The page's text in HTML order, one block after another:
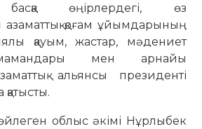
басқа өңірлердегі, өз
қоғам ұйымдарының
қауым, жастар, мәдениет
мен арнайы
альянсы президенті
облыс әкімі Нұрлыбек